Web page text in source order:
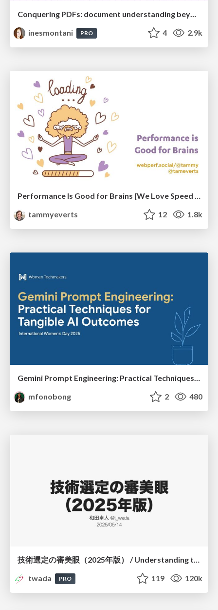
Conquering PDFs: document understanding beyond plain text
inesmontani
PRO 4 2.9k
Performance Is Good for Brains [We Love Speed 2024]
tammyeverts
12 1.8k
mfonobong
2 480
技術選定の審美眼（2025年版） / Understanding the Spiral of Technologies 2025 edition
twada
PRO 119 120k